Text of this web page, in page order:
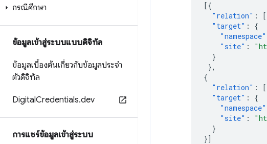
กรณีศึกษา
ข้อมูลเข้าสู่ระบบแบบดิจิทัล
ข้อมูลเบื้องต้นเกี่ยวกับข้อมูลประจำ
ตัวดิจิทัล
DigitalCredentials.dev
การแชร์ข้อมูลเข้าสู่ระบบ
[{
"relation" : [
"target" :
{
"namespace"
"site" :
}
},
{
"relation" : [
"target" :
{
"namespace"
"site" :
}
}]